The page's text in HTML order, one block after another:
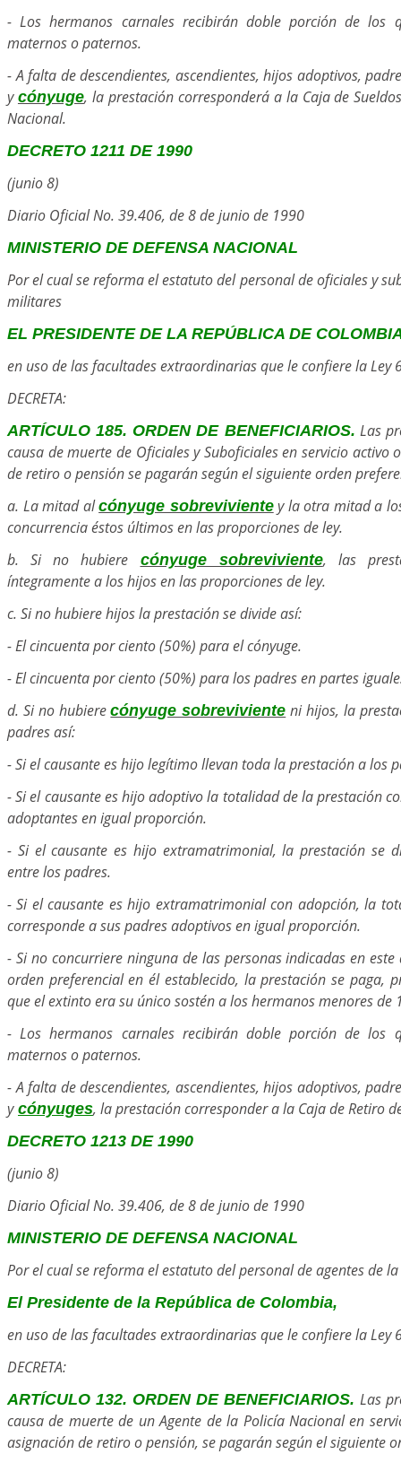
- Los hermanos carnales recibirán doble porción de los
maternos o paternos.
- A falta de descendientes, ascendientes, hijos adoptivos,
y cónyuge, la prestación corresponderá a la Caja de
Nacional.
DECRETO 1211 DE 1990
(junio 8)
Diario Oficial No. 39.406, de 8 de junio de 1990
MINISTERIO DE DEFENSA NACIONAL
Por el cual se reforma el estatuto del personal de oficiales y
militares
EL PRESIDENTE DE LA REPÚBLICA DE
en uso de las facultades extraordinarias que le confiere la Ley
DECRETA:
ARTÍCULO 185. ORDEN DE BENEFICIARIOS. Las
causa de muerte de Oficiales y Suboficiales en servicio activo
de retiro o pensión se pagarán según el siguiente orden
a. La mitad alcónyuge sobrevivientey la otra mitad a
concurrencia éstos últimos en las proporciones de ley.
b. Si no hubiere cónyuge sobreviviente, las
íntegramente a los hijos en las proporciones de ley.
c. Si no hubiere hijos la prestación se divide así:
- El cincuenta por ciento (50%) para el cónyuge.
- El cincuenta por ciento (50%) para los padres en partes
d. Si no hubierecónyuge sobreviviente ni hijos, la
padres así:
- Si el causante es hijo legítimo llevan toda la prestación a los
- Si el causante es hijo adoptivo la totalidad de la prestación
adoptantes en igual proporción.
- Si el causante es hijo extramatrimonial, la prestación se
entre los padres.
- Si el causante es hijo extramatrimonial con adopción, la
corresponde a sus padres adoptivos en igual proporción.
- Si no concurriere ninguna de las personas indicadas en
orden preferencial en él establecido, la prestación se paga,
que el extinto era su único sostén a los hermanos menores de
- Los hermanos carnales recibirán doble porción de los
maternos o paternos.
- A falta de descendientes, ascendientes, hijos adoptivos,
y cónyuges, la prestación corresponder a la Caja de Retiro
DECRETO 1213 DE 1990
(junio 8)
Diario Oficial No. 39.406, de 8 de junio de 1990
MINISTERIO DE DEFENSA NACIONAL
Por el cual se reforma el estatuto del personal de agentes de
El Presidente de la República de Colombia,
en uso de las facultades extraordinarias que le confiere la Ley
DECRETA:
ARTÍCULO 132. ORDEN DE BENEFICIARIOS. Las
causa de muerte de un Agente de la Policía Nacional en
asignación de retiro o pensión, se pagarán según el siguiente